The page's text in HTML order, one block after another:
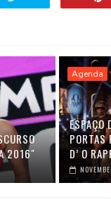
2016"
Agenda
ESPAÇO
PORTAS
D’ O